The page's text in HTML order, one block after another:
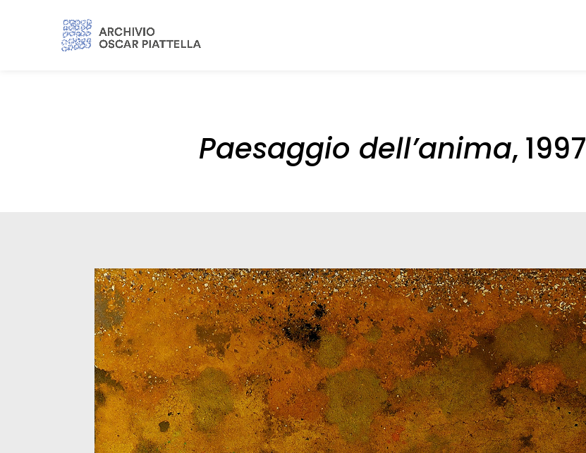
Paesaggio dell’anima, 1997